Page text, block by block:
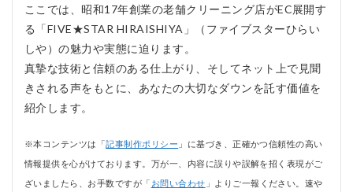
ここでは、昭和17年創業の老舗クリーニング店がEC展開す
る「FIVE★STAR HIRAISHIYA」（ファイブスターひらい
しや）の魅力や実態に迫ります。
真摯な技術と信頼のある仕上がり、そしてネット上で見聞
きされる声をもとに、あなたの大切なダウンを託す価値を
紹介します。
※本コンテンツは「記事制作ポリシー 」に基づき、正確かつ信頼性の高い
情報提供を心がけております。万が一、内容に誤りや誤解を招く表現がご
ざいましたら、お手数ですが「 お問い合わせ 」よりご一報ください。速や